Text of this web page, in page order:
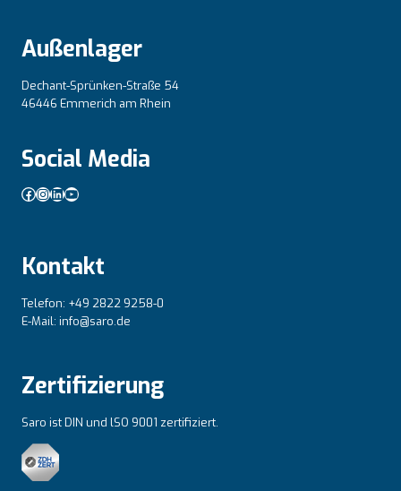
Außenlager
Dechant-Sprünken-Straße 54
46446 Emmerich am Rhein
Social Media
Facebook
Instagram
LinkedIn
YouTube
Kontakt
Telefon: +49 2822 9258-0
E-Mail: info@saro.de
Zertifizierung
Saro ist DIN und lSO 9001 zertifiziert.